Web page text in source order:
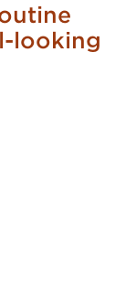
looking